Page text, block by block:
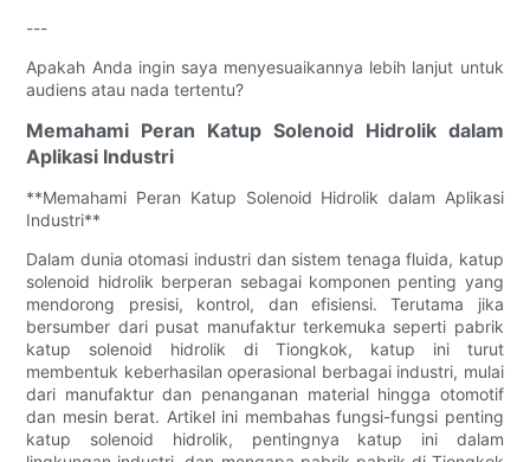
---
Apakah Anda ingin saya menyesuaikannya lebih lanjut untuk
audiens atau nada tertentu?
Memahami Peran Katup Solenoid Hidrolik dalam
Aplikasi Industri
**Memahami Peran Katup Solenoid Hidrolik dalam Aplikasi
Industri**
Dalam dunia otomasi industri dan sistem tenaga fluida, katup
solenoid hidrolik berperan sebagai komponen penting yang
mendorong presisi, kontrol, dan efisiensi. Terutama jika
bersumber dari pusat manufaktur terkemuka seperti pabrik
katup solenoid hidrolik di Tiongkok, katup ini turut
membentuk keberhasilan operasional berbagai industri, mulai
dari manufaktur dan penanganan material hingga otomotif
dan mesin berat. Artikel ini membahas fungsi-fungsi penting
katup solenoid hidrolik, pentingnya katup ini dalam